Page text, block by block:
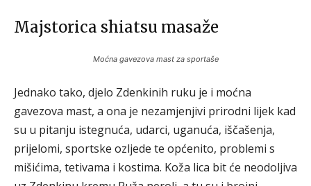
Majstorica shiatsu masaže
Moćna gavezova mast za sportaše
Jednako tako, djelo Zdenkinih ruku je i moćna
gavezova mast, a ona je nezamjenjivi prirodni lijek kad
su u pitanju istegnuća, udarci, uganuća, iščašenja,
prijelomi, sportske ozljede te općenito, problemi s
mišićima, tetivama i kostima. Koža lica bit će neodoljiva